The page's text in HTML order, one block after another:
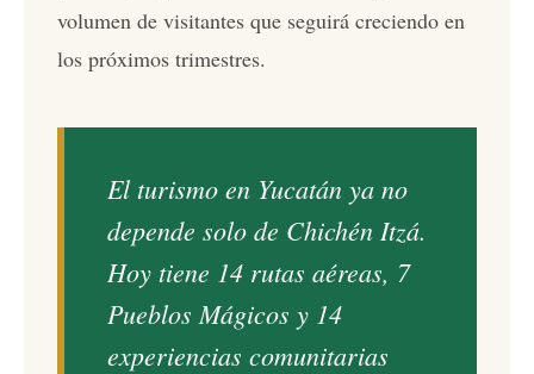
volumen de visitantes que seguirá creciendo en
los próximos trimestres.
El turismo en Yucatán ya no
depende solo de Chichén Itzá.
Hoy tiene 14 rutas aéreas, 7
Pueblos Mágicos y 14
experiencias comunitarias